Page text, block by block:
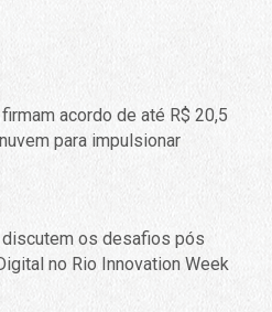
acordo de até R$ 20,5
para impulsionar
os desafios pós
no Rio Innovation Week